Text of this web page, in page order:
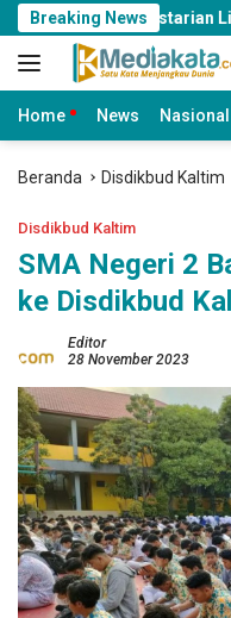
Langsung
ke
konten
Breaking News
Kelestarian Lingkungan
Home News Nasional
Beranda Disdikbud Kaltim
Disdikbud Kaltim
SMA Negeri 2
ke Disdikbud
Editor
28 November 2023